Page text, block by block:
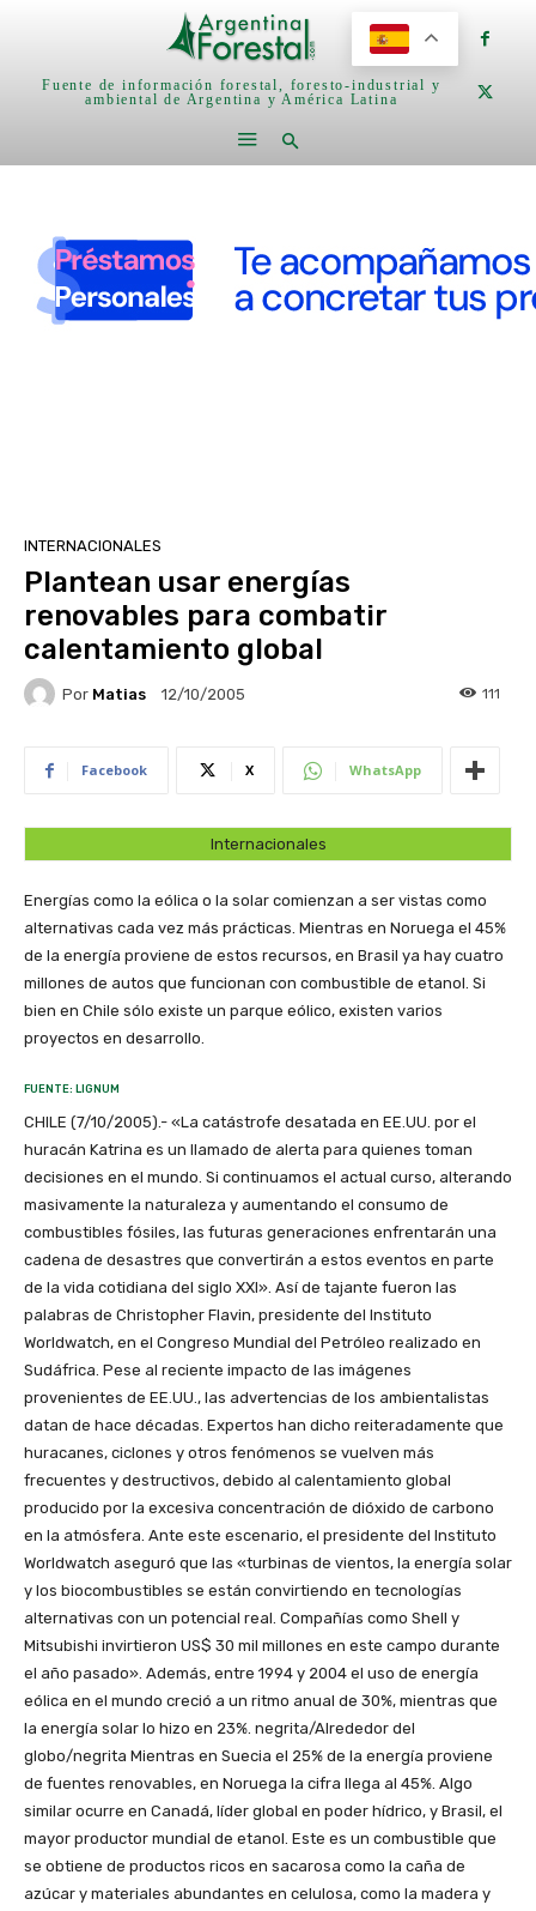
Fuente de información forestal, foresto-industrial y
ambiental de Argentina y América Latina
INTERNACIONALES
Plantean usar energías
renovables para combatir
calentamiento global
Por Matias 12/10/2005 111
Facebook X WhatsApp
Internacionales
Energías como la eólica o la solar comienzan a ser vistas como
alternativas cada vez más prácticas. Mientras en Noruega el 45%
de la energía proviene de estos recursos, en Brasil ya hay cuatro
millones de autos que funcionan con combustible de etanol. Si
bien en Chile sólo existe un parque eólico, existen varios
proyectos en desarrollo.
FUENTE: LIGNUM
CHILE (7/10/2005).- «La catástrofe desatada en EE.UU. por el
huracán Katrina es un llamado de alerta para quienes toman
decisiones en el mundo. Si continuamos el actual curso, alterando
masivamente la naturaleza y aumentando el consumo de
combustibles fósiles, las futuras generaciones enfrentarán una
cadena de desastres que convertirán a estos eventos en parte
de la vida cotidiana del siglo XXI». Así de tajante fueron las
palabras de Christopher Flavin, presidente del Instituto
Worldwatch, en el Congreso Mundial del Petróleo realizado en
Sudáfrica. Pese al reciente impacto de las imágenes
provenientes de EE.UU., las advertencias de los ambientalistas
datan de hace décadas. Expertos han dicho reiteradamente que
huracanes, ciclones y otros fenómenos se vuelven más
frecuentes y destructivos, debido al calentamiento global
producido por la excesiva concentración de dióxido de carbono
en la atmósfera. Ante este escenario, el presidente del Instituto
Worldwatch aseguró que las «turbinas de vientos, la energía solar
y los biocombustibles se están convirtiendo en tecnologías
alternativas con un potencial real. Compañías como Shell y
Mitsubishi invirtieron US$ 30 mil millones en este campo durante
el año pasado». Además, entre 1994 y 2004 el uso de energía
eólica en el mundo creció a un ritmo anual de 30%, mientras que
la energía solar lo hizo en 23%. negrita/Alrededor del
globo/negrita Mientras en Suecia el 25% de la energía proviene
de fuentes renovables, en Noruega la cifra llega al 45%. Algo
similar ocurre en Canadá, líder global en poder hídrico, y Brasil, el
mayor productor mundial de etanol. Este es un combustible que
se obtiene de productos ricos en sacarosa como la caña de
azúcar y materiales abundantes en celulosa, como la madera y